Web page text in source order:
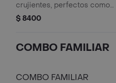
crujientes, perfectos como
acompañamiento.
$ 8400
COMBO FAMILIAR
COMBO FAMILIAR